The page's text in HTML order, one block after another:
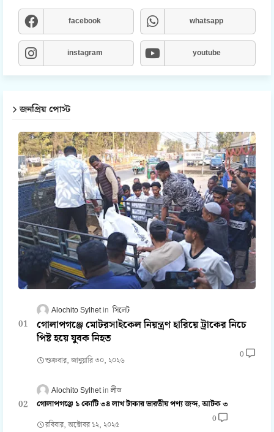
facebook whatsapp
instagram youtube
জনপ্রিয় পোস্ট
Alochito Sylhet সিলেট
গোলাপগঞ্জে মোটরসাইকেল নিয়ন্ত্রণ হারিয়ে ট্রাকের নিচে
পিষ্ট হয়ে যুবক নিহত
শুক্রবার, জানুয়ারি ৩০, ২০২৬
0
Alochito Sylhet লীড
গোলাপগঞ্জে ১ কোটি ৩৪ লাখ টাকার ভারতীয় পণ্য জব্দ, আটক ৩
রবিবার, অক্টোবর ১২, ২০২৫
0